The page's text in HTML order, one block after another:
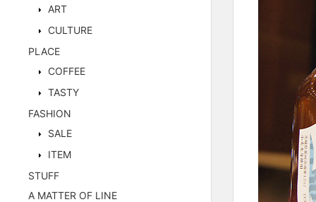
ART
CULTURE
PLACE
COFFEE
TASTY
FASHION
SALE
ITEM
STUFF
A MATTER OF LINE